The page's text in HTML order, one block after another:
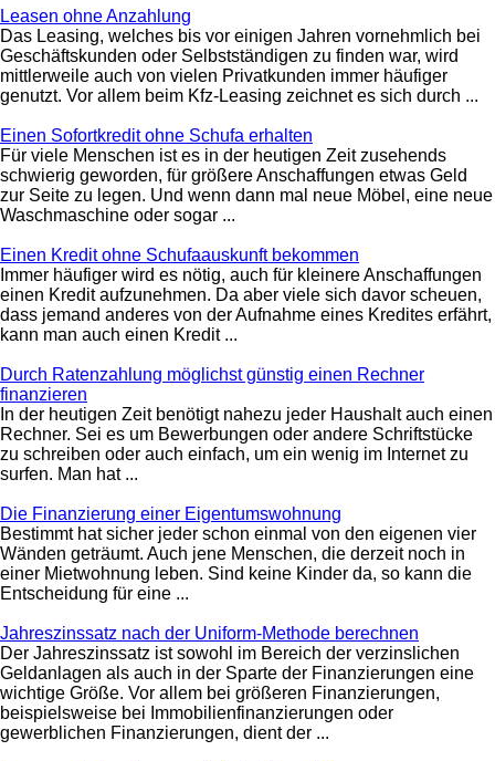
Leasen ohne Anzahlung
Das Leasing, welches bis vor einigen Jahren vornehmlich bei
Geschäftskunden oder Selbstständigen zu finden war, wird
mittlerweile auch von vielen Privatkunden immer häufiger
genutzt. Vor allem beim Kfz-Leasing zeichnet es sich durch ...
Einen Sofortkredit ohne Schufa erhalten
Für viele Menschen ist es in der heutigen Zeit zusehends
schwierig geworden, für größere Anschaffungen etwas Geld
zur Seite zu legen. Und wenn dann mal neue Möbel, eine neue
Waschmaschine oder sogar ...
Einen Kredit ohne Schufaauskunft bekommen
Immer häufiger wird es nötig, auch für kleinere Anschaffungen
einen Kredit aufzunehmen. Da aber viele sich davor scheuen,
dass jemand anderes von der Aufnahme eines Kredites erfährt,
kann man auch einen Kredit ...
Durch Ratenzahlung möglichst günstig einen Rechner
finanzieren
In der heutigen Zeit benötigt nahezu jeder Haushalt auch einen
Rechner. Sei es um Bewerbungen oder andere Schriftstücke
zu schreiben oder auch einfach, um ein wenig im Internet zu
surfen. Man hat ...
Die Finanzierung einer Eigentumswohnung
Bestimmt hat sicher jeder schon einmal von den eigenen vier
Wänden geträumt. Auch jene Menschen, die derzeit noch in
einer Mietwohnung leben. Sind keine Kinder da, so kann die
Entscheidung für eine ...
Jahreszinssatz nach der Uniform-Methode berechnen
Der Jahreszinssatz ist sowohl im Bereich der verzinslichen
Geldanlagen als auch in der Sparte der Finanzierungen eine
wichtige Größe. Vor allem bei größeren Finanzierungen,
beispielsweise bei Immobilienfinanzierungen oder
gewerblichen Finanzierungen, dient der ...